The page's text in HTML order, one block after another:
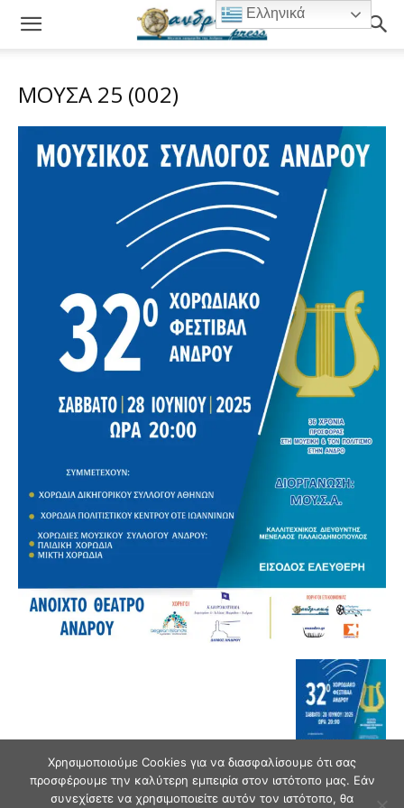
ΜΟΥΣΑ 25 (002)
Ελληνικά
Χρησιμοποιούμε Cookies για να διασφαλίσουμε ότι σας
προσφέρουμε την καλύτερη εμπειρία στον ιστότοπο μας. Εάν
συνεχίσετε να χρησιμοποιείτε αυτόν τον ιστότοπο, θα